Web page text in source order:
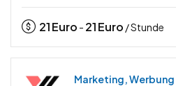
21Euro - 21Euro / Stunde
Marketing, Werbung